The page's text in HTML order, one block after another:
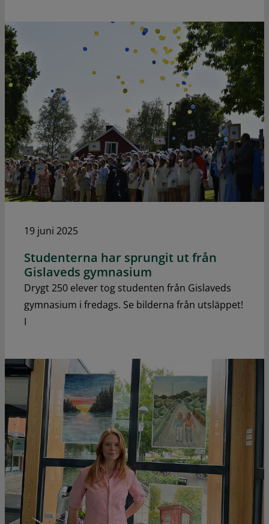
19 juni 2025
Studenterna har sprungit ut från
Gislaveds gymnasium
Drygt 250 elever tog studenten från Gislaveds
gymnasium i fredags. Se bilderna från utsläppet!
I